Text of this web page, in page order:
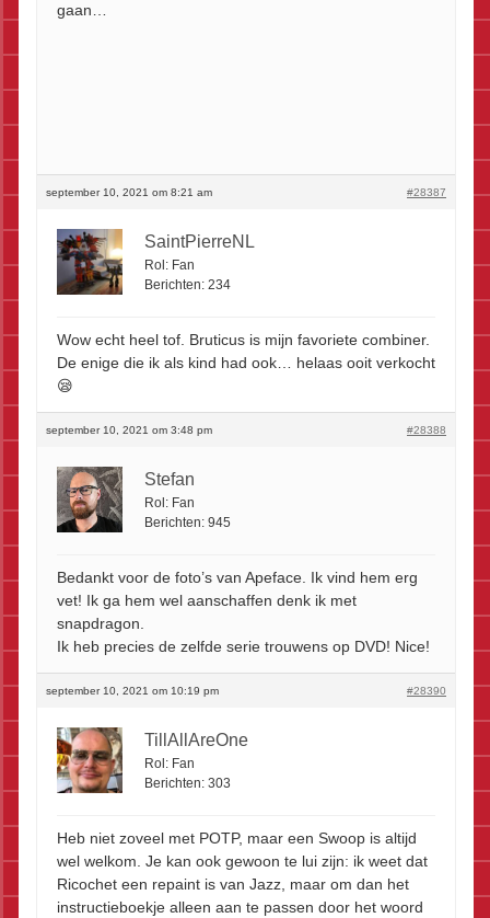
gaan…
september 10, 2021 om 8:21 am #28387
SaintPierreNL
Rol: Fan
Berichten: 234
Wow echt heel tof. Bruticus is mijn favoriete combiner.
De enige die ik als kind had ook… helaas ooit verkocht
😪
september 10, 2021 om 3:48 pm #28388
Stefan
Rol: Fan
Berichten: 945
Bedankt voor de foto’s van Apeface. Ik vind hem erg
vet! Ik ga hem wel aanschaffen denk ik met
snapdragon.
Ik heb precies de zelfde serie trouwens op DVD! Nice!
september 10, 2021 om 10:19 pm #28390
TillAllAreOne
Rol: Fan
Berichten: 303
Heb niet zoveel met POTP, maar een Swoop is altijd
wel welkom. Je kan ook gewoon te lui zijn: ik weet dat
Ricochet een repaint is van Jazz, maar om dan het
instructieboekje alleen aan te passen door het woord